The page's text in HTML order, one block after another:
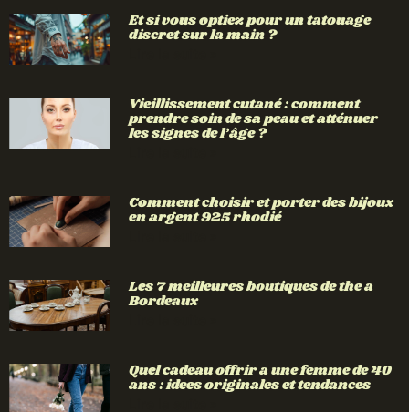
Et si vous optiez pour un tatouage
discret sur la main ?
Vieillissement cutané : comment
prendre soin de sa peau et atténuer
les signes de l’âge ?
Comment choisir et porter des bijoux
en argent 925 rhodié
Les 7 meilleures boutiques de the a
Bordeaux
Quel cadeau offrir a une femme de 40
ans : idees originales et tendances